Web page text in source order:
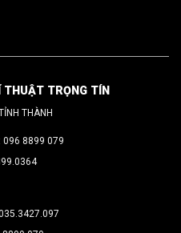
TRỌNG TÍN
THÀNH
096 8899 079